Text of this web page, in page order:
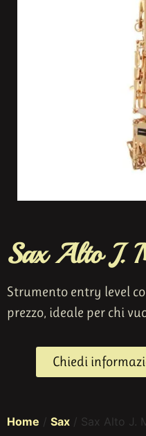
Sax Alto J.
Strumento entry level
prezzo, ideale per chi
Chiedi
Home / Sax / Sax Alto J.